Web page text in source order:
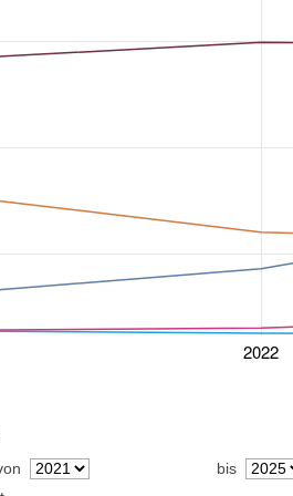
2022
bis